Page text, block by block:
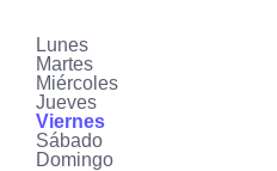
Lunes
Martes
Miércoles
Jueves
Viernes
Sábado
Domingo